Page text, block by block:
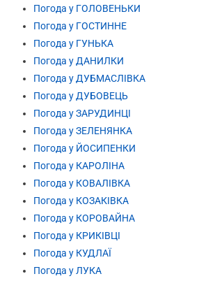
Погода у ГОЛОВЕНЬКИ
Погода у ГОСТИННЕ
Погода у ГУНЬКА
Погода у ДАНИЛКИ
Погода у ДУБМАСЛІВКА
Погода у ДУБОВЕЦЬ
Погода у ЗАРУДИНЦІ
Погода у ЗЕЛЕНЯНКА
Погода у ЙОСИПЕНКИ
Погода у КАРОЛІНА
Погода у КОВАЛІВКА
Погода у КОЗАКІВКА
Погода у КОРОВАЙНА
Погода у КРИКІВЦІ
Погода у КУДЛАЇ
Погода у ЛУКА